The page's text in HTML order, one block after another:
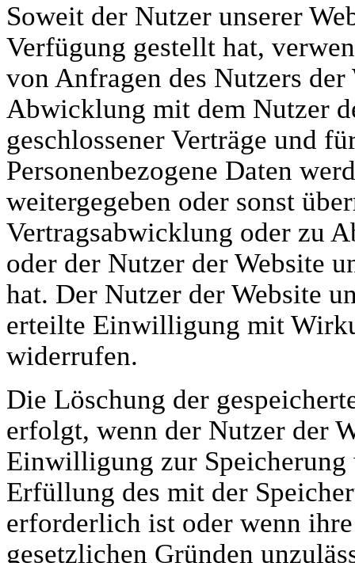
Soweit der Nutzer unserer
Verfügung gestellt hat,
von Anfragen des Nutzers
Abwicklung mit dem Nutzer
geschlossener Verträge und
Personenbezogene Daten
weitergegeben oder sonst
Vertragsabwicklung oder zu
oder der Nutzer der Website
hat. Der Nutzer der Website
erteilte Einwilligung mit
widerrufen.
Die Löschung der
erfolgt, wenn der Nutzer der
Einwilligung zur
Erfüllung des mit der
erforderlich ist oder wenn
gesetzlichen Gründen